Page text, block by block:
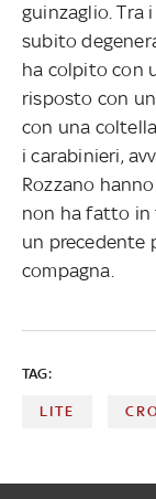
guinzaglio. Tra
subito
ha colpito con
risposto con
con una
i carabinieri,
Rozzano
non ha fatto in
un precedente
compagna.
TAG:
LITE